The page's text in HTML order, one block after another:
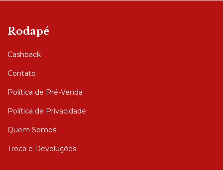
Rodapé
Cashback
Contato
Política de Pré-Venda
Política de Privacidade
Quem Somos
Troca e Devoluções